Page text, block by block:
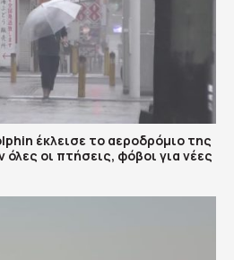
έκλεισε το αεροδρόμιο της
οι πτήσεις, φόβοι για νέες